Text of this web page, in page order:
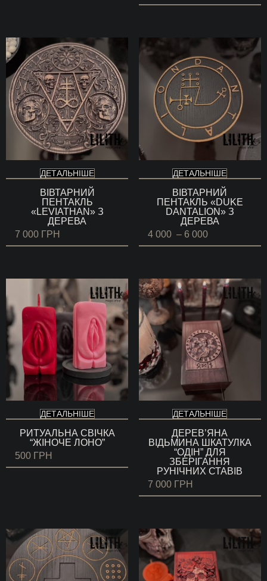
ДЕТАЛЬНІШЕ
ВІВТАРНИЙ
ПЕНТАКЛЬ
«LEVIATHAN» З
ДЕРЕВА
7 000 ГРН
ДЕТАЛЬНІШЕ
ВІВТАРНИЙ
ПЕНТАКЛЬ «DUKE
DANTALION» З
ДЕРЕВА
4 000 – 6 000
цін:
до
6
000 ГРН
ДЕТАЛЬНІШЕ
РИТУАЛЬНА СВІЧКА
“ЖІНОЧЕ ЛОНО”
500 ГРН
ДЕТАЛЬНІШЕ
ДЕРЕВ’ЯНА
ВІДЬМИНА ШКАТУЛКА
“ОДІН” ДЛЯ
ЗБЕРІГАННЯ
РУНІЧНИХ СТАВІВ
7 000 ГРН